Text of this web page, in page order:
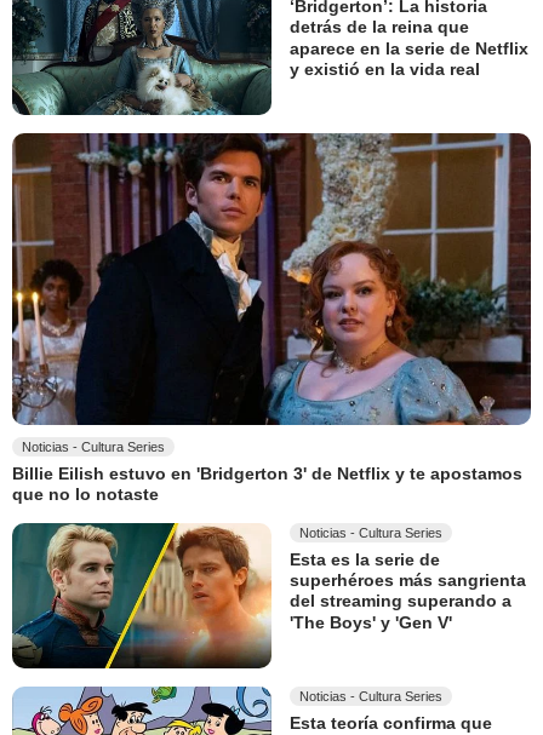
‘Bridgerton’: La historia
detrás de la reina que
aparece en la serie de Netflix
y existió en la vida real
Noticias - Cultura Series
Billie Eilish estuvo en 'Bridgerton 3' de Netflix y te apostamos
que no lo notaste
Noticias - Cultura Series
Esta es la serie de
superhéroes más sangrienta
del streaming superando a
'The Boys' y 'Gen V'
Noticias - Cultura Series
Esta teoría confirma que